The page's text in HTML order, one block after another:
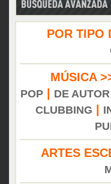
POR TIPO
MÚSICA
POP| DE AUTOR
CLUBBING
ARTES